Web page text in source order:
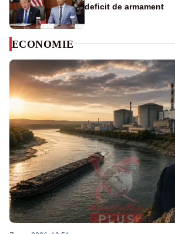
deficit de armament
ECONOMIE